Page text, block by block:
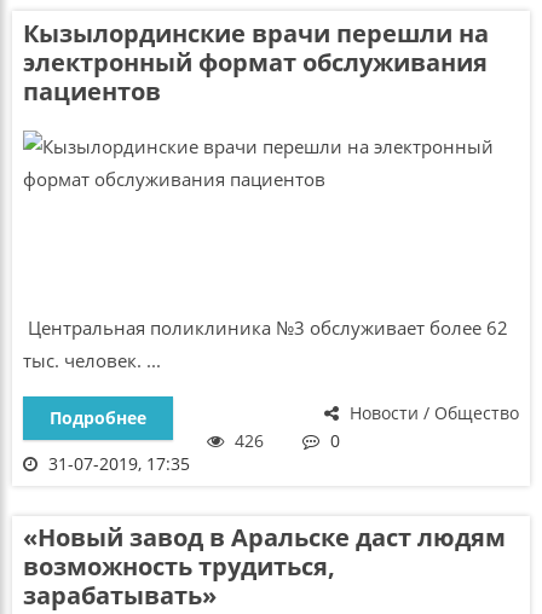
Кызылординские врачи перешли на
электронный формат обслуживания
пациентов
Центральная поликлиника №3 обслуживает более 62
тыс. человек. ...
Новости / Общество
Подробнее
426
0
31-07-2019, 17:35
«Новый завод в Аральске даст людям
возможность трудиться,
зарабатывать»